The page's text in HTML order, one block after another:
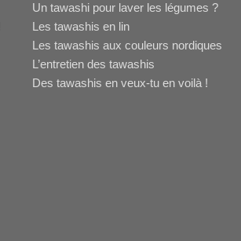
Un tawashi pour laver les légumes ?
Les tawashis en lin
Les tawashis aux couleurs nordiques
L’entretien des tawashis
Des tawashis en veux-tu en voilà !